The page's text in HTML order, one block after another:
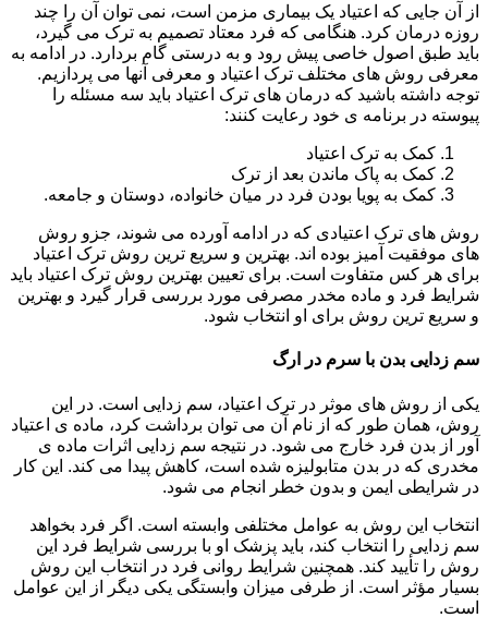
از آن جایی که اعتیاد یک بیماری مزمن است، نمی توان آن را چند
روزه درمان کرد. هنگامی که فرد معتاد تصمیم به ترک می گیرد،
باید طبق اصول خاصی پیش رود و به درستی گام بردارد. در ادامه به
معرفی روش های مختلف ترک اعتیاد و معرفی آنها می پردازیم.
توجه داشته باشید که درمان های ترک اعتیاد باید سه مسئله را
پیوسته در برنامه ی خود رعایت کنند:
کمک به ترک اعتیاد
کمک به پاک ماندن بعد از ترک
کمک به پویا بودن فرد در میان خانواده، دوستان و جامعه.
روش های ترک اعتیادی که در ادامه آورده می شوند، جزو روش
های موفقیت آمیز بوده اند. بهترین و سریع ترین روش ترک اعتیاد
برای هر کس متفاوت است. برای تعیین بهترین روش ترک اعتیاد باید
شرایط فرد و ماده مخدر مصرفی مورد بررسی قرار گیرد و بهترین
و سریع ترین روش برای او انتخاب شود.
سم زدایی بدن با سرم در ارگ
یکی از روش های موثر در ترک اعتیاد، سم زدایی است. در این
روش، همان طور که از نام آن می توان برداشت کرد، ماده ی اعتیاد
آور از بدن فرد خارج می شود. در نتیجه سم زدایی اثرات ماده ی
مخدری که در بدن متابولیزه شده است، کاهش پیدا می کند. این کار
در شرایطی ایمن و بدون خطر انجام می شود.
انتخاب این روش به عوامل مختلفی وابسته است. اگر فرد بخواهد
سم زدایی را انتخاب کند، باید پزشک او با بررسی شرایط فرد این
روش را تأیید کند. همچنین شرایط روانی فرد در انتخاب این روش
بسیار مؤثر است. از طرفی میزان وابستگی یکی دیگر از این عوامل
است.